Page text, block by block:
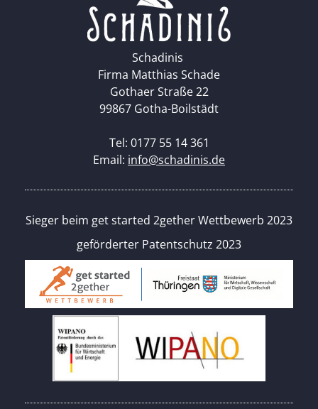
Schadinis
Firma Matthias Schade
Gothaer Straße 22
99867 Gotha-Boilstädt
Tel: 0177 55 14 361
Email: info@schadinis.de
Sieger beim get started 2gether Wettbewerb 2023
geförderter Patentschutz 2023